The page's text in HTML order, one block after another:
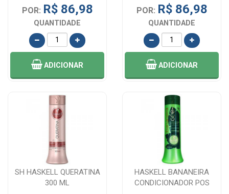
POR: R$ 86,98
QUANTIDADE
ADICIONAR
POR: R$ 86,98
QUANTIDADE
ADICIONAR
SH HASKELL QUERATINA
300 ML
HASKELL BANANEIRA
CONDICIONADOR POS